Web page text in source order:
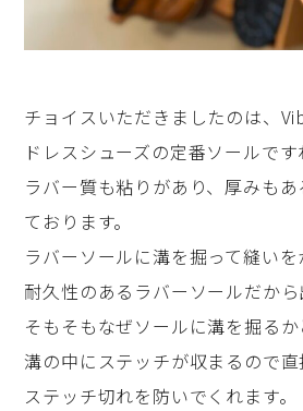
チョイスいただきましたのは、
ドレスシューズの定番ソールです
ラバー質も粘りがあり、厚みも
ております。
ラバーソールに溝を掘って縫い
耐久性のあるラバーソールだから
そもそもなぜソールに溝を掘るか
溝の中にステッチが収まるので直
ステッチ切れを防いでくれます。